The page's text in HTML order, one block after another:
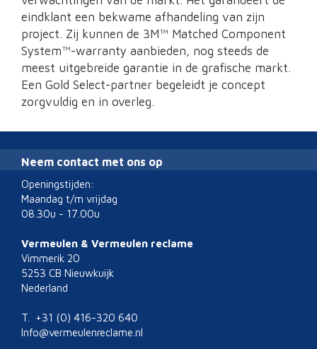
eindklant een bekwame afhandeling van zijn
project. Zij kunnen de 3M™ Matched Component
System™-warranty aanbieden, nog steeds de
meest uitgebreide garantie in de grafische markt.
Een Gold Select-partner begeleidt je concept
zorgvuldig en in overleg.
Neem contact met ons op
Openingstijden:
Maandag t/m vrijdag
08.30u - 17.00u
Vermeulen & Vermeulen reclame
Vimmerik 20
5253 CB Nieuwkuijk
Nederland
T. +31 (0) 416-320 640
Info@vermeulenreclame.nl